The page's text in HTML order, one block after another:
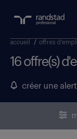
accueil / offres
16 offre(s)
créer une